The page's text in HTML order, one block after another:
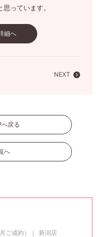
っています。
細へ
NEXT
へ戻る
へ
ご成約）
新潟店